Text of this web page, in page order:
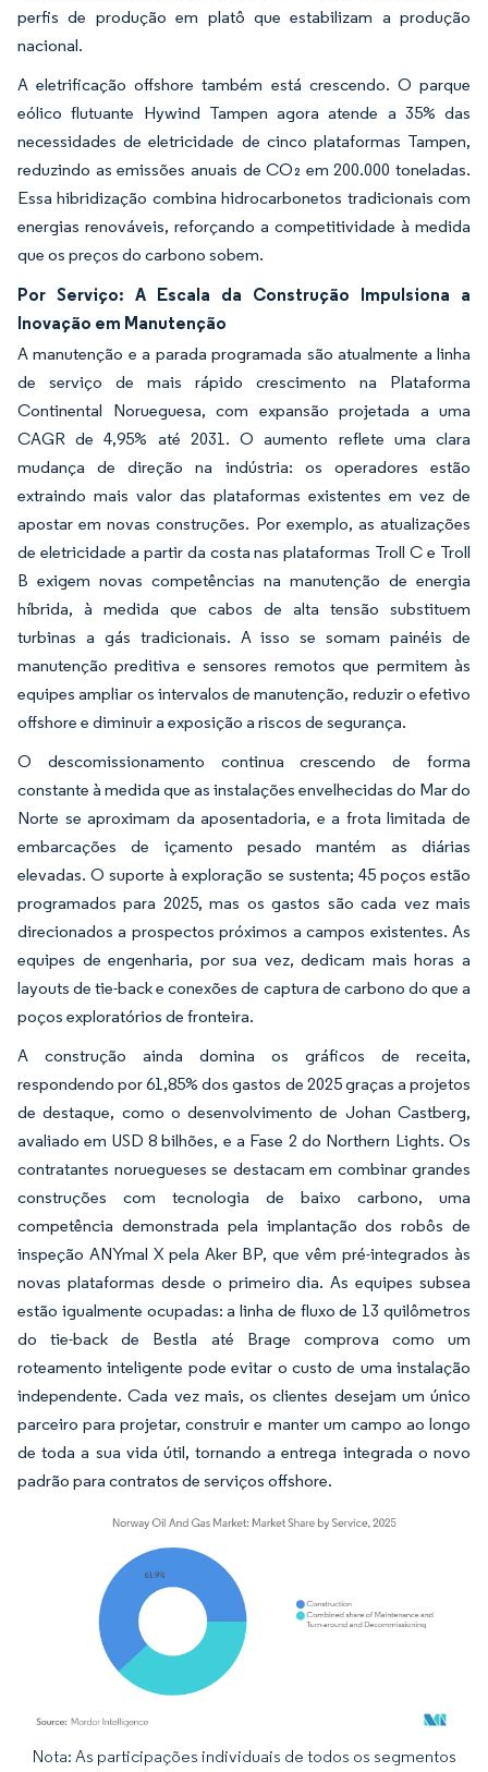
perfis de produção em platô que estabilizam a produção
nacional.
A eletrificação offshore também está crescendo. O parque
eólico flutuante Hywind Tampen agora atende a 35% das
necessidades de eletricidade de cinco plataformas Tampen,
reduzindo as emissões anuais de CO₂ em 200.000 toneladas.
Essa hibridização combina hidrocarbonetos tradicionais com
energias renováveis, reforçando a competitividade à medida
que os preços do carbono sobem.
Por Serviço: A Escala da Construção Impulsiona a
Inovação em Manutenção
A manutenção e a parada programada são atualmente a linha
de serviço de mais rápido crescimento na Plataforma
Continental Norueguesa, com expansão projetada a uma
CAGR de 4,95% até 2031. O aumento reflete uma clara
mudança de direção na indústria: os operadores estão
extraindo mais valor das plataformas existentes em vez de
apostar em novas construções. Por exemplo, as atualizações
de eletricidade a partir da costa nas plataformas Troll C e Troll
B exigem novas competências na manutenção de energia
híbrida, à medida que cabos de alta tensão substituem
turbinas a gás tradicionais. A isso se somam painéis de
manutenção preditiva e sensores remotos que permitem às
equipes ampliar os intervalos de manutenção, reduzir o efetivo
offshore e diminuir a exposição a riscos de segurança.
O descomissionamento continua crescendo de forma
constante à medida que as instalações envelhecidas do Mar do
Norte se aproximam da aposentadoria, e a frota limitada de
embarcações de içamento pesado mantém as diárias
elevadas. O suporte à exploração se sustenta; 45 poços estão
programados para 2025, mas os gastos são cada vez mais
direcionados a prospectos próximos a campos existentes. As
equipes de engenharia, por sua vez, dedicam mais horas a
layouts de tie-back e conexões de captura de carbono do que a
poços exploratórios de fronteira.
A construção ainda domina os gráficos de receita,
respondendo por 61,85% dos gastos de 2025 graças a projetos
de destaque, como o desenvolvimento de Johan Castberg,
avaliado em USD 8 bilhões, e a Fase 2 do Northern Lights. Os
contratantes noruegueses se destacam em combinar grandes
construções com tecnologia de baixo carbono, uma
competência demonstrada pela implantação dos robôs de
inspeção ANYmal X pela Aker BP, que vêm pré-integrados às
novas plataformas desde o primeiro dia. As equipes subsea
estão igualmente ocupadas: a linha de fluxo de 13 quilômetros
do tie-back de Bestla até Brage comprova como um
roteamento inteligente pode evitar o custo de uma instalação
independente. Cada vez mais, os clientes desejam um único
parceiro para projetar, construir e manter um campo ao longo
de toda a sua vida útil, tornando a entrega integrada o novo
padrão para contratos de serviços offshore.
Imagem © Mordor Intelligence. O reuso requer atribuição conforme CC BY 4.0.
Nota: As participações individuais de todos os segmentos